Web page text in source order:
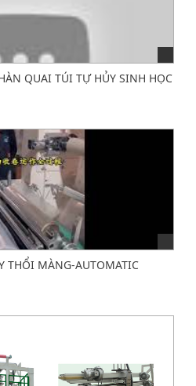
QUAI TÚI TỰ HỦY SINH HỌC
THỔI MÀNG-AUTOMATIC